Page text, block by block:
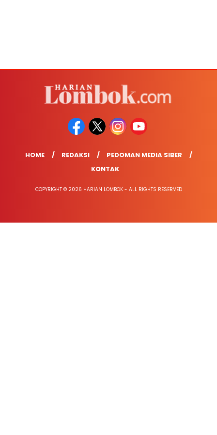
HOME REDAKSI
PEDOMAN MEDIA SIBER
KONTAK
COPYRIGHT © 2026 HARIAN LOMBOK - ALL RIGHTS RESERVED